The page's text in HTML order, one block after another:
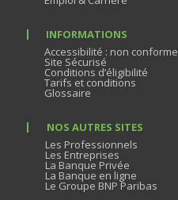
INFORMATIONS
Accessibilité : non conforme
Site Sécurisé
Conditions d’éligibilité
Tarifs et conditions
Glossaire
NOS AUTRES SITES
Les Professionnels
Les Entreprises
La Banque Privée
La Banque en ligne
Le Groupe BNP Paribas